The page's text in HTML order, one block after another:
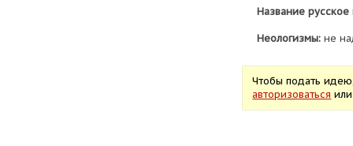
Название
Неологизмы:не
Чтобы подать
авторизоваться